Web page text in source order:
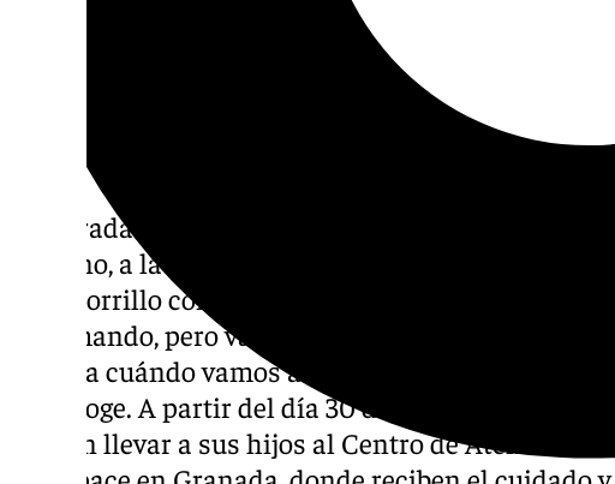
La mirada de Águeda Sánchez rebosa
teléfono, a la espera de alguna novedad, y no
en el corrillo con otras dos usuarias. «Hay
informando, pero vamos con la fecha muy
todavía cuándo vamos a incorporarnos a otro
se encoge. A partir del día 30 de junio, ni ella ni
podrán llevar a sus hijos al Centro de Atención